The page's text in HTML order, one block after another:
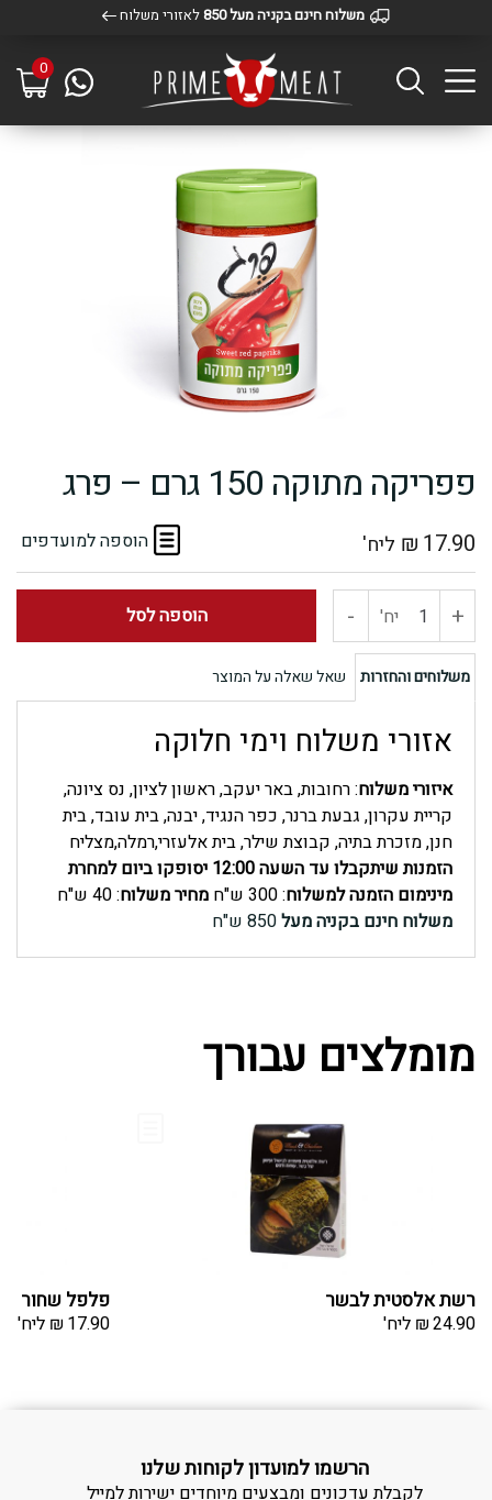
משלוח חינם בקניה מעל 850 לאזורי משלוח
0
פפריקה מתוקה 150 גרם – פרג
הוספה למועדפים ₪ 17.90 ליח'
+ כמות
150
גרם
-
פרג
יח' - הוספה לסל
משלוחים והחזרות שאל שאלה על המוצר
אזורי משלוח וימי חלוקה
איזורי משלוח: רחובות, באר יעקב, ראשון לציון, נס ציונה,
קריית עקרון, גבעת ברנר, כפר הנגיד, יבנה, בית עובד, בית
חנן, מזכרת בתיה, קבוצת שילר, בית אלעזרי,רמלה,מצליח
הזמנות שיתקבלו עד השעה 12:00 יסופקו ביום למחרת
מינימום הזמנה למשלוח: 300 ש"ח מחיר משלוח: 40 ש"ח
משלוח חינם בקניה מעל850 ש"ח
מומלצים עבורך
רשת אלסטית לבשר
₪24.90 ליח'
פלפל שחור
₪ 17.90 ליח'
הרשמו למועדון לקוחות שלנו
לקבלת עדכונים ומבצעים מיוחדים ישירות למייל